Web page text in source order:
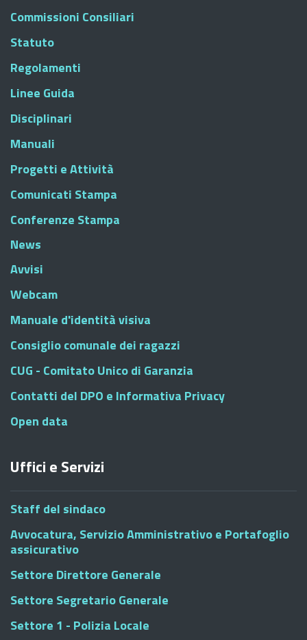
Commissioni Consiliari
Statuto
Regolamenti
Linee Guida
Disciplinari
Manuali
Progetti e Attività
Comunicati Stampa
Conferenze Stampa
News
Avvisi
Webcam
Manuale d'identità visiva
Consiglio comunale dei ragazzi
CUG - Comitato Unico di Garanzia
Contatti del DPO e Informativa Privacy
Open data
Uffici e Servizi
Staff del sindaco
Avvocatura, Servizio Amministrativo e Portafoglio
assicurativo
Settore Direttore Generale
Settore Segretario Generale
Settore 1 - Polizia Locale